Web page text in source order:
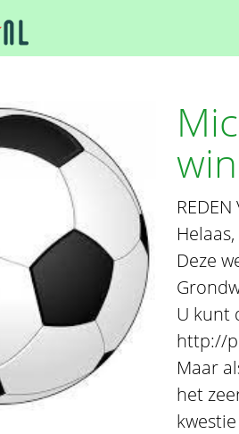
REDEN
Deze
U kunt
http://
Maar
het